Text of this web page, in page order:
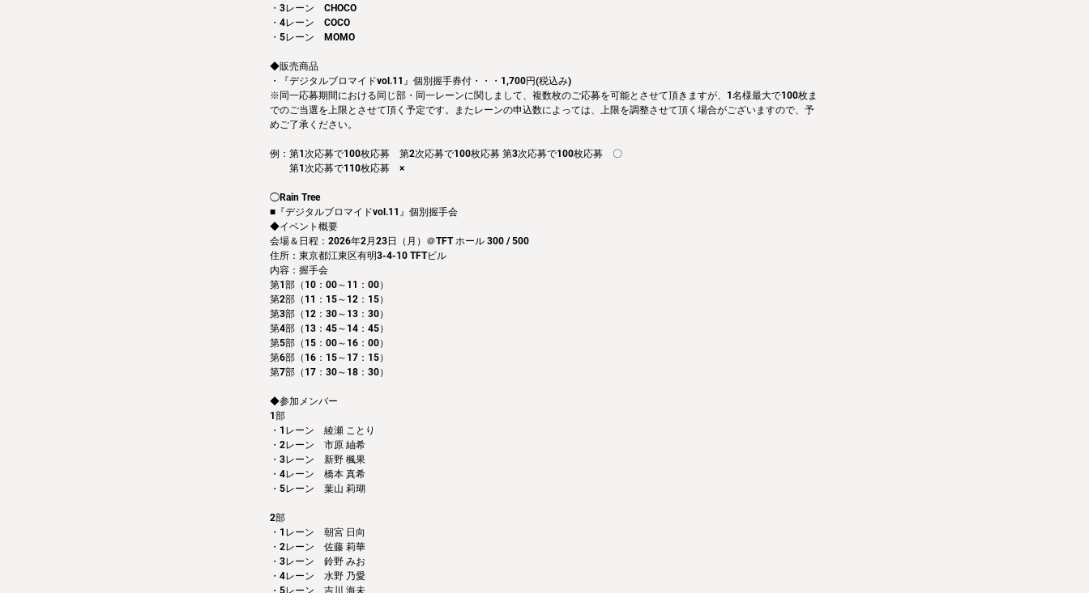
・3レーン　CHOCO
・4レーン　COCO
・5レーン　MOMO
◆販売商品
・『デジタルブロマイドvol.11』個別握手券付・・・1,700円(税込み)
※同一応募期間における同じ部・同一レーンに関しまして、複数枚のご応募を可能とさせて頂きますが、1名様最大で100枚ま
でのご当選を上限とさせて頂く予定です。またレーンの申込数によっては、上限を調整させて頂く場合がございますので、予
めご了承ください。
例：第1次応募で100枚応募　第2次応募で100枚応募 第3次応募で100枚応募　〇
第1次応募で110枚応募　×
◯Rain Tree
■『デジタルブロマイドvol.11』個別握手会
◆イベント概要
会場＆日程：2026年2月23日（月）＠TFT ホール 300 / 500
住所：東京都江東区有明3-4-10 TFTビル
内容：握手会
第1部（10：00～11：00）
第2部（11：15～12：15）
第3部（12：30～13：30）
第4部（13：45～14：45）
第5部（15：00～16：00）
第6部（16：15～17：15）
第7部（17：30～18：30）
◆参加メンバー
1部
・1レーン　綾瀬 ことり
・2レーン　市原 紬希
・3レーン　新野 楓果
・4レーン　橋本 真希
・5レーン　葉山 莉瑚
2部
・1レーン　朝宮 日向
・2レーン　佐藤 莉華
・3レーン　鈴野 みお
・4レーン　水野 乃愛
・5レーン　吉川 海未